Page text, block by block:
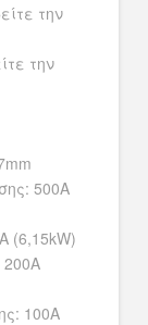
την
την
500A
(6,15kW)
100A